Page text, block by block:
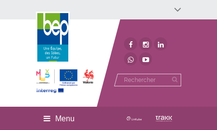
Développement économique
Développement territorial
Menu